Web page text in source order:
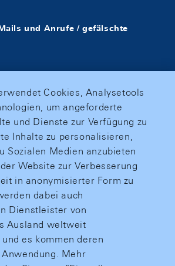
und Anrufe / gefälschte
Cookies, Analysetools
um angeforderte
und Dienste zur Verfügung zu
Inhalte zu personalisieren,
Sozialen Medien anzubieten
Website zur Verbesserung
in anonymisierter Form zu
dabei auch
Dienstleister von
Ausland weltweit
es kommen deren
Mehr